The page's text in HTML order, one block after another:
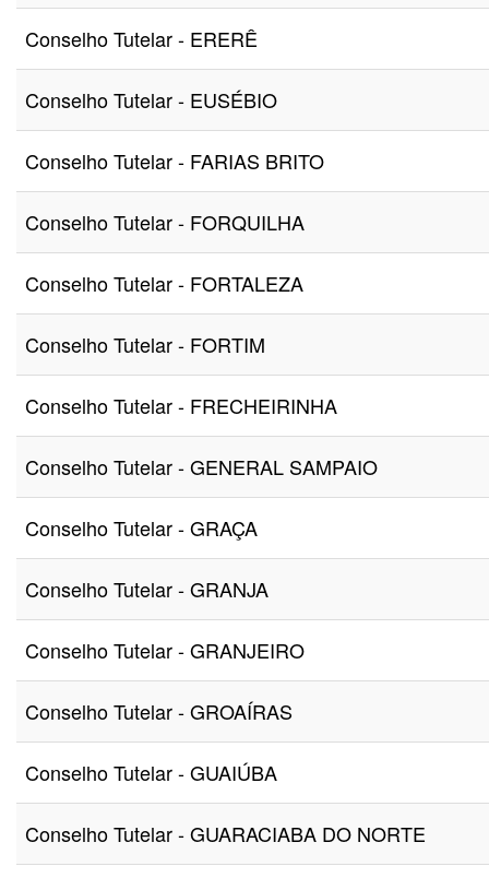
Conselho Tutelar - ERERÊ
Conselho Tutelar - EUSÉBIO
Conselho Tutelar - FARIAS BRITO
Conselho Tutelar - FORQUILHA
Conselho Tutelar - FORTALEZA
Conselho Tutelar - FORTIM
Conselho Tutelar - FRECHEIRINHA
Conselho Tutelar - GENERAL SAMPAIO
Conselho Tutelar - GRAÇA
Conselho Tutelar - GRANJA
Conselho Tutelar - GRANJEIRO
Conselho Tutelar - GROAÍRAS
Conselho Tutelar - GUAIÚBA
Conselho Tutelar - GUARACIABA DO NORTE